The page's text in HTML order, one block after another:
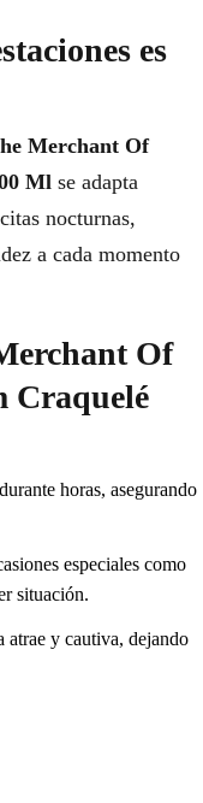
es
Merchant Of
Ml se adapta
nocturnas,
a cada momento
Of
Craquelé
horas, asegurando
especiales como
situación.
y cautiva, dejando